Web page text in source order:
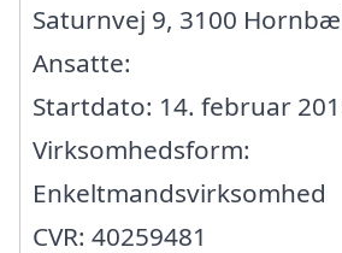
Saturnvej 9, 3100
Ansatte:
Startdato: 14. februar
Virksomhedsform:
Enkeltmandsvirksomhed
CVR: 40259481